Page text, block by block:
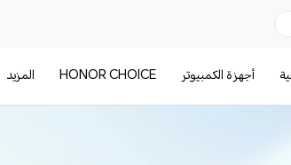
أجهزة الكمبيوتر HONOR CHOICE المزيد